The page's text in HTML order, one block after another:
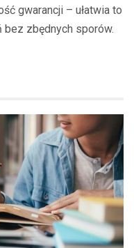
gwarancji – ułatwia to
zbędnych sporów.